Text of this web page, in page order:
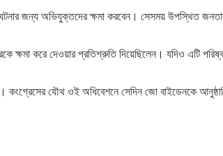
জন্য অভিযুক্তদের ক্ষমা করবেন। সেসময় উপস্থিত
ক্ষমা করে দেওয়ার প্রতিশ্রুতি দিয়েছিলেন। যদিও এটি
যৌথ ওই অধিবেশনে সেদিন জো বাইডেনকে